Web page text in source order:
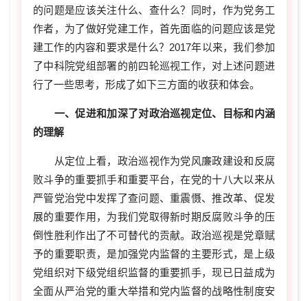
的问题是应该关注什么、查什么？同时，作为党务工
作者，为了做好党建工作，首先面临的问题应该是党
建工作的内容和要求是什么？2017年以来，我们参加
了中科院党组部署的前四轮巡视工作，对上述问题进
行了一些思考，形成了如下三方面的收获和体会。
一、促进和加深了对政治巡视定位、目标和内涵
的理解
从定位上看，政治巡视作为党风廉政建设和反腐
败斗争的重要抓手和重要平台，在党的十八大以来从
严管党治党中发挥了查问题、重震慑、推改革、促发
展的重要作用，为我们党取得新时期反腐败斗争的压
倒性胜利作出了不可替代的贡献。政治巡视是党章赋
予的重要职责，是加强党内监督的主要形式，是上级
党组织对下级党组织监督的重要抓手，现已日益成为
全面从严治党的重大举措和党内监督的战略性制度安